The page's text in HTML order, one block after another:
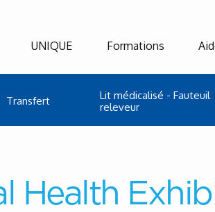
Transfert
Lit médicalisé - Fauteuil
releveur
UNIQUE Formations
Health